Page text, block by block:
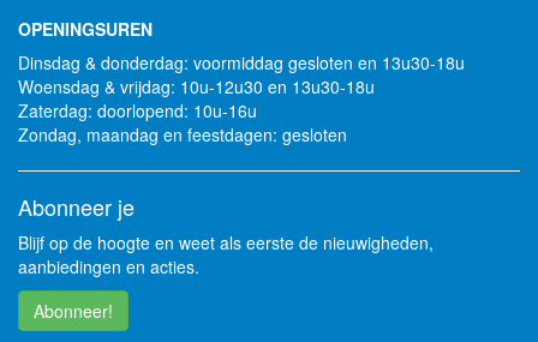
OPENINGSUREN
Dinsdag & donderdag: voormiddag gesloten en 13u30-18u
Woensdag & vrijdag: 10u-12u30 en 13u30-18u
Zaterdag: doorlopend: 10u-16u
Zondag, maandag en feestdagen: gesloten
Abonneer je
Blijf op de hoogte en weet als eerste de nieuwigheden,
aanbiedingen en acties.
Abonneer!